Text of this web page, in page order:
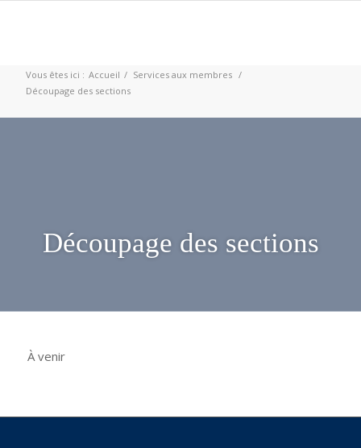
Vous êtes ici : Accueil / Services aux membres /
Découpage des sections
Découpage des sections
À venir